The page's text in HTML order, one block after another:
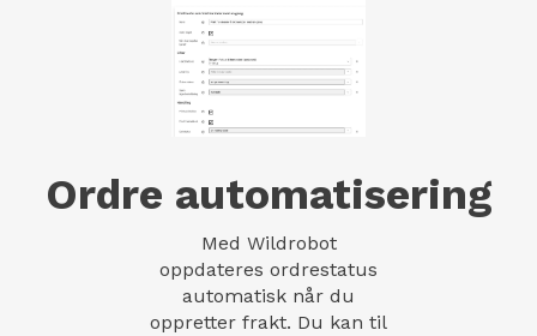
Ordre automatisering
Med Wildrobot
oppdateres ordrestatus
automatisk når du
oppretter frakt. Du kan til